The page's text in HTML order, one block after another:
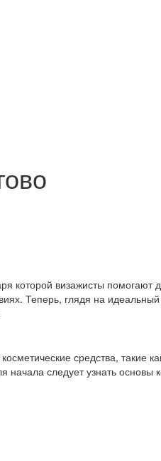
которой визажисты
Теперь, глядя на
средства,
следует узнать